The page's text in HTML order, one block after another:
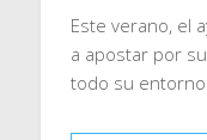
Este verano, el
a apostar por
todo su entorno.